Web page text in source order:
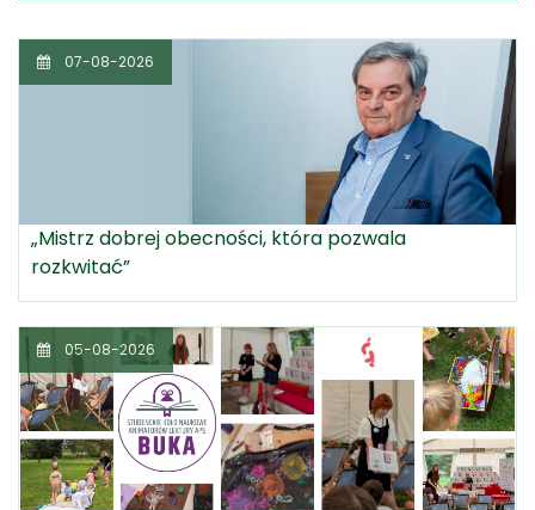
07-08-2026
„Mistrz dobrej obecności, która pozwala
rozkwitać”
05-08-2026